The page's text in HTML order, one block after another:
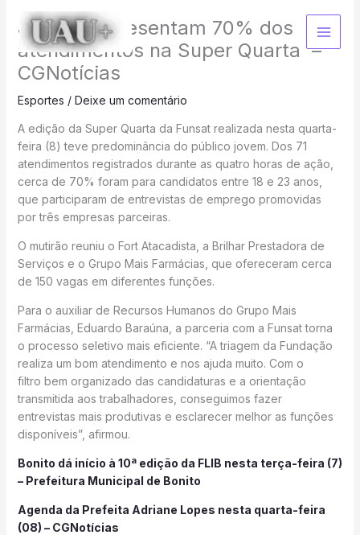
conteúdo
Jovens representam 70% dos
atendimentos na Super Quarta –
CGNotícias
Esportes / Deixe um comentário
A edição da Super Quarta da Funsat realizada nesta quarta-
feira (8) teve predominância do público jovem. Dos 71
atendimentos registrados durante as quatro horas de ação,
cerca de 70% foram para candidatos entre 18 e 23 anos,
que participaram de entrevistas de emprego promovidas
por três empresas parceiras.
O mutirão reuniu o Fort Atacadista, a Brilhar Prestadora de
Serviços e o Grupo Mais Farmácias, que ofereceram cerca
de 150 vagas em diferentes funções.
Para o auxiliar de Recursos Humanos do Grupo Mais
Farmácias, Eduardo Baraúna, a parceria com a Funsat torna
o processo seletivo mais eficiente. “A triagem da Fundação
realiza um bom atendimento e nos ajuda muito. Com o
filtro bem organizado das candidaturas e a orientação
transmitida aos trabalhadores, conseguimos fazer
entrevistas mais produtivas e esclarecer melhor as funções
disponíveis”, afirmou.
Bonito dá início à 10ª edição da FLIB nesta terça-feira (7)
– Prefeitura Municipal de Bonito
Agenda da Prefeita Adriane Lopes nesta quarta-feira
(08) – CGNotícias